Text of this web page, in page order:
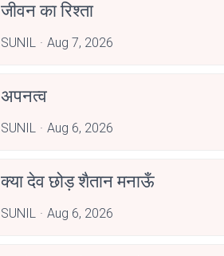
जीवन का रिश्ता
SUNIL Aug 7, 2026
अपनत्व
SUNIL Aug 6, 2026
क्या देव छोड़ शैतान मनाऊँ
SUNIL Aug 6, 2026